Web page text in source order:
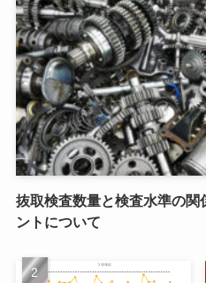
抜取検査数量と検査水準の関
ントについて